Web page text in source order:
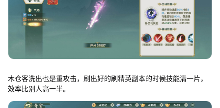
木仓客洗出也是重攻击，刷出好的刷精英副本的时候技能清一片，
效率比别人高一半。